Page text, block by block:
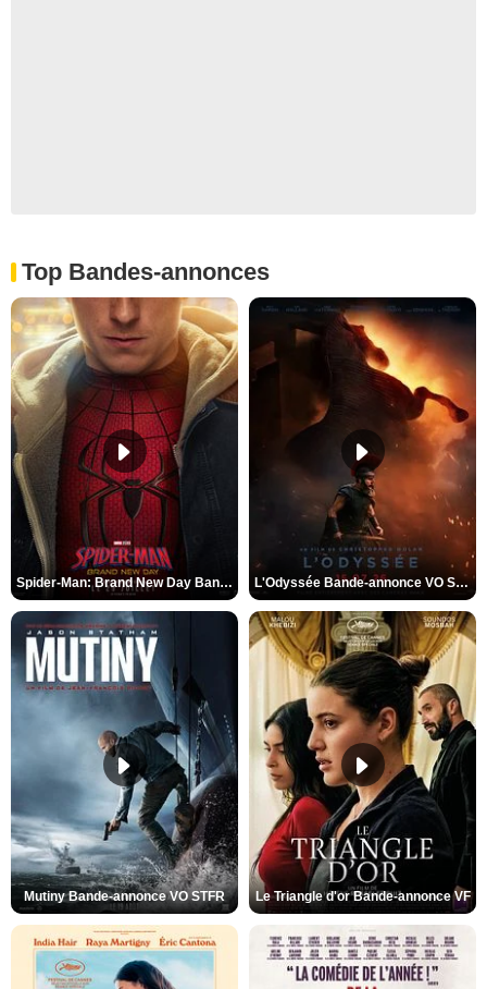
Top Bandes-annonces
Spider-Man: Brand New Day Bande-annonce VO STFR L'Odyssée Bande-annonce VO STFR
Mutiny Bande-annonce VO STFR Le Triangle d'or Bande-annonce VF